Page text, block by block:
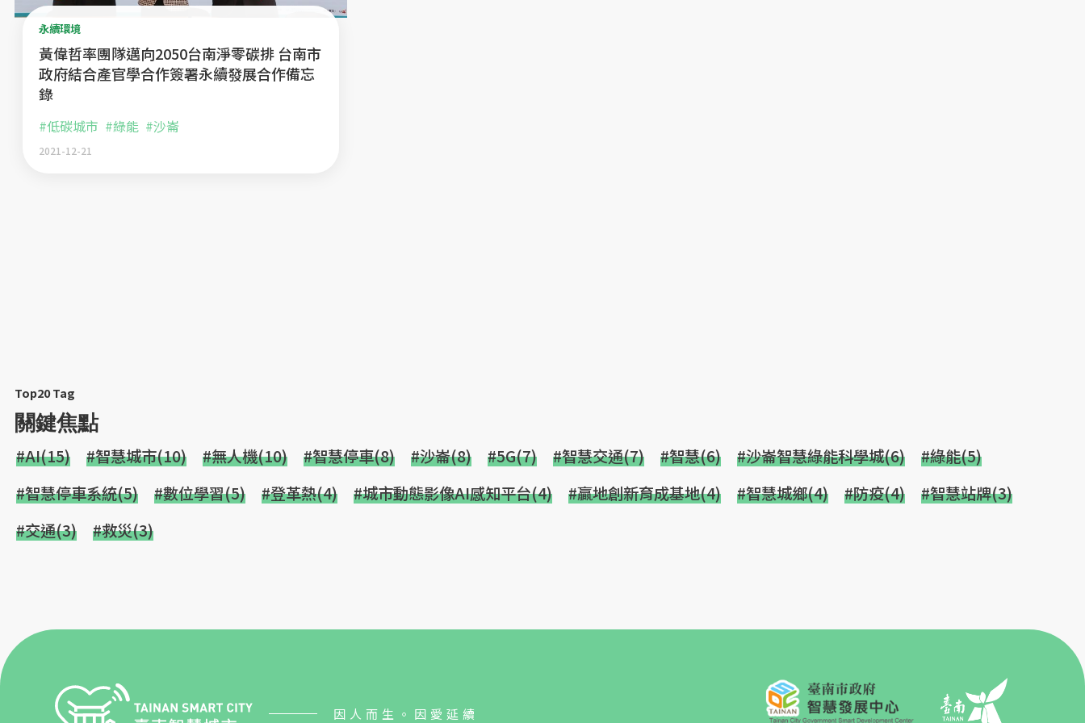
黃偉哲率團隊邁向2050台南淨零碳排 台南市
政府結合產官學合作簽署永續發展合作備忘
錄
永續環境
#低碳城市 #綠能 #沙崙
2021-12-21
Top20 Tag
關鍵焦點
#AI(15) #智慧城市(10) #無人機(10) #智慧停車(8) #沙崙(8) #5G(7) #智慧交通(7) #智慧(6) #沙崙智慧綠能科學城(6)
#綠能(5)
#智慧停車系統(5)
#數位學習(5) #登革熱(4) #城市動態影像AI感知平台(4) #贏地創新育成基地(4) #智慧城鄉(4) #防疫(4)
#智慧站牌(3)
#交通(3)
#救災(3)
因人而生。因愛延續